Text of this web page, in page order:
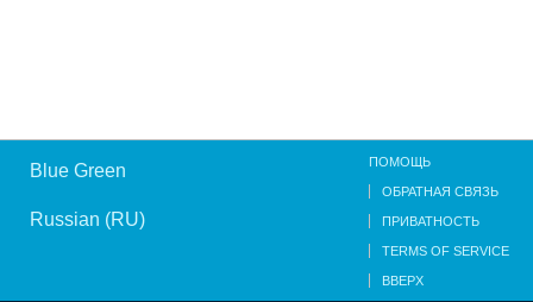
Blue Green
Russian (RU)
ПОМОЩЬ
ОБРАТНАЯ СВЯЗЬ
ПРИВАТНОСТЬ
TERMS OF SERVICE
ВВЕРХ